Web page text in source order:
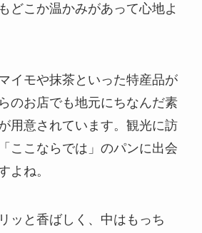
どこか温かみがあって心地よ
イモや抹茶といった特産品が
のお店でも地元にちなんだ素
用意されています。観光に訪
ここならでは」のパンに出会
よね。
ッと香ばしく、中はもっち